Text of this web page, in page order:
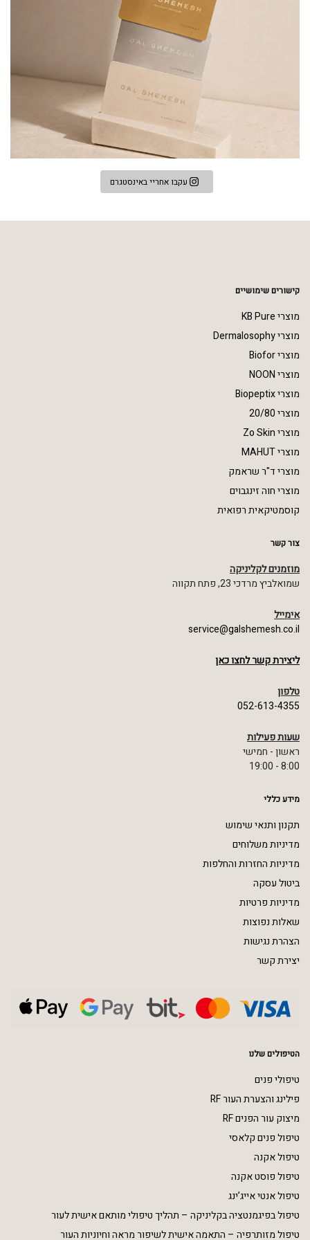
עקבו אחריי באינסטגרם
קישורים שימושיים
מוצרי KB Pure
מוצרי Dermalosophy
מוצרי Biofor
מוצרי NOON
מוצרי Biopeptix
מוצרי 20/80
מוצרי Zo Skin
מוצרי MAHUT
מוצרי ד"ר שראמק
מוצרי חוה זינגבוים
קוסמטיקאית רפואית
צור קשר
מוזמנים לקליניקה
שמואלביץ מרדכי 23, פתח תקווה
אימייל
service@galshemesh.co.il
ליצירת קשר לחצו כאן
טלפון
052-613-4355
שעות פעילות
ראשון - חמישי
8:00 - 19:00
מידע כללי
תקנון ותנאי שימוש
מדיניות משלוחים
מדיניות החזרות והחלפות
ביטול עסקה
מדיניות פרטיות
שאלות נפוצות
הצהרת נגישות
יצירת קשר
הטיפולים שלנו
טיפולי פנים
פילינג והצערת העור RF
מיצוק עור הפנים RF
טיפול פנים קלאסי
טיפול אקנה
טיפול פוסט אקנה
טיפול אנטי אייג’ינג
טיפול בפיגמנטציה בקליניקה – תהליך טיפולי מותאם אישית לעור
טיפול מזותרפיה – התאמה אישית לשיפור מראה וחיוניות העור